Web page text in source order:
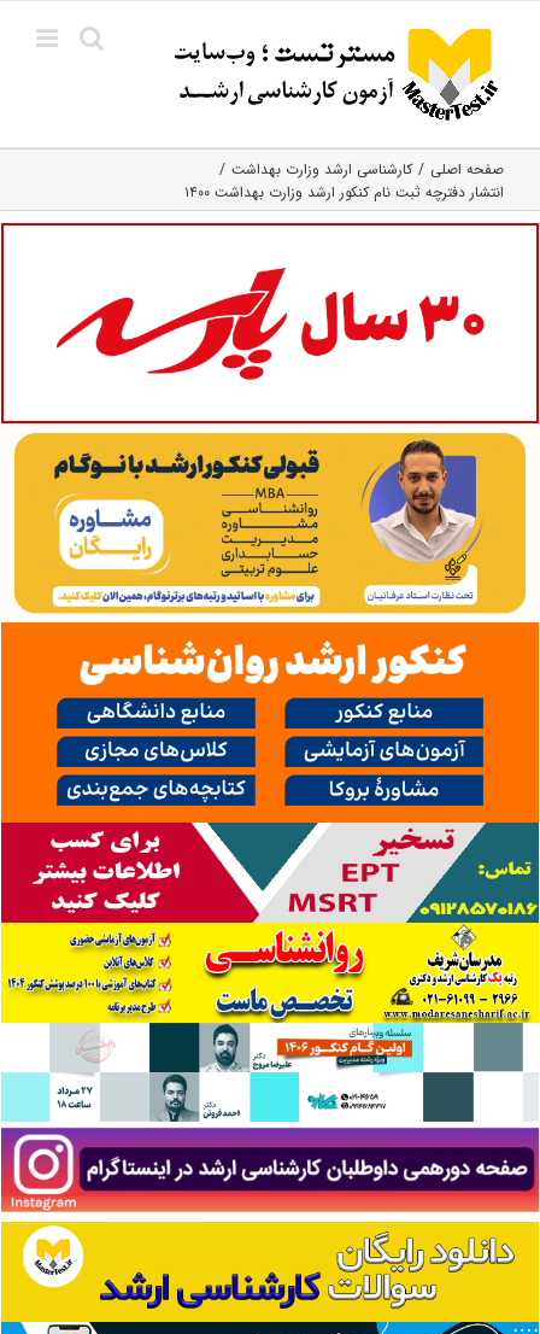
content
صفحه اصلی
کارشناسی ارشد وزارت بهداشت
انتشار دفترچه ثبت نام کنکور ارشد وزارت بهداشت ۱۴۰۰